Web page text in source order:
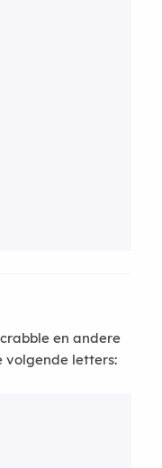
en andere
volgende letters: